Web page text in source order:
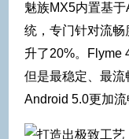
魅族MX5内置基
统，专门针对流
升了20%。Flyme
但是最稳定、最
Android 5.0更加流